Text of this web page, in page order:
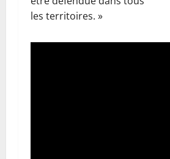
les territoires. »